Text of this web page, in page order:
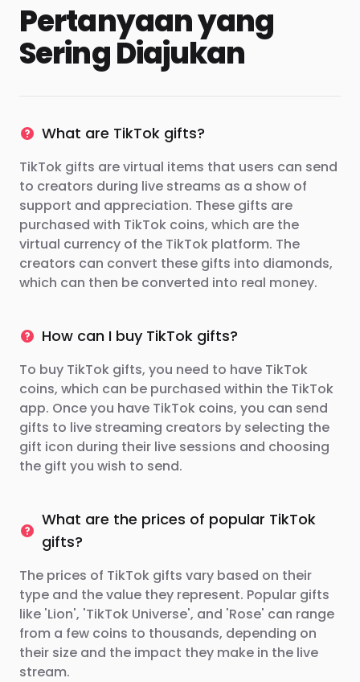
Pertanyaan yang
Sering Diajukan
What are TikTok gifts?
TikTok gifts are virtual items that users can send
to creators during live streams as a show of
support and appreciation. These gifts are
purchased with TikTok coins, which are the
virtual currency of the TikTok platform. The
creators can convert these gifts into diamonds,
which can then be converted into real money.
How can I buy TikTok gifts?
To buy TikTok gifts, you need to have TikTok
coins, which can be purchased within the TikTok
app. Once you have TikTok coins, you can send
gifts to live streaming creators by selecting the
gift icon during their live sessions and choosing
the gift you wish to send.
What are the prices of popular TikTok
gifts?
The prices of TikTok gifts vary based on their
type and the value they represent. Popular gifts
like 'Lion', 'TikTok Universe', and 'Rose' can range
from a few coins to thousands, depending on
their size and the impact they make in the live
stream.